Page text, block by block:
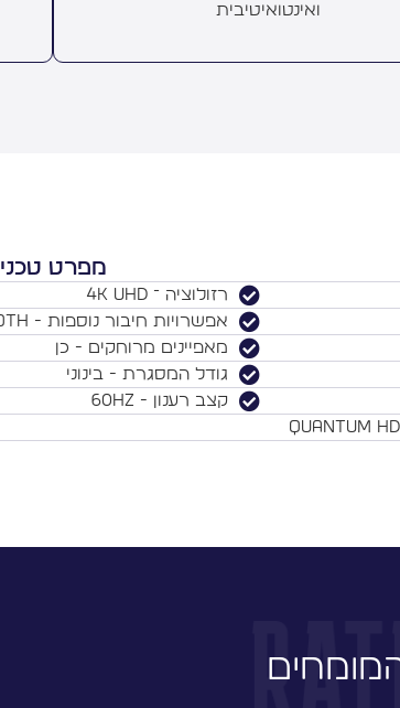
ואינטואיטיבית
מפרט טכני
רזולוציה ־ 4K UHD
אפשרויות חיבור נוספות - Wi-Fi, Bluetooth
מאפיינים מרוחקים - כן
גודל המסגרת - בינוני
קצב רענון - 60Hz